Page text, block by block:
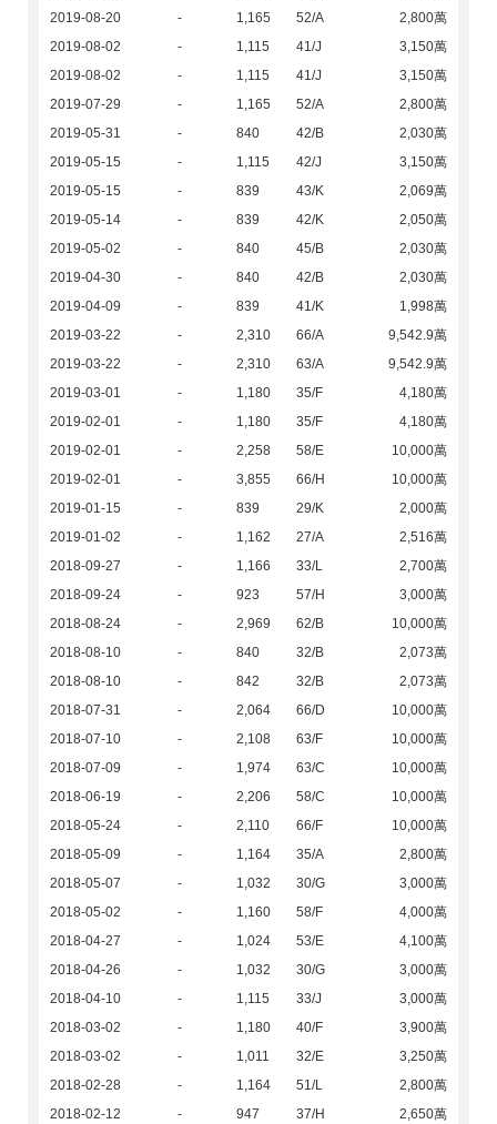
2019-08-20
- 1,165 52/A
2,800萬
2019-08-02
- 1,115 41/J
3,150萬
2019-08-02
- 1,115 41/J
3,150萬
2019-07-29
- 1,165 52/A
2,800萬
2019-05-31
- 840 42/B
2,030萬
2019-05-15
- 1,115 42/J
3,150萬
2019-05-15
- 839 43/K
2,069萬
2019-05-14
- 839 42/K
2,050萬
2019-05-02
- 840 45/B
2,030萬
2019-04-30
- 840 42/B
2,030萬
2019-04-09
- 839 41/K
1,998萬
2019-03-22
- 2,310 66/A
9,542.9萬
2019-03-22
- 2,310 63/A
9,542.9萬
2019-03-01
- 1,180 35/F
4,180萬
2019-02-01
- 1,180 35/F
4,180萬
2019-02-01
- 2,258 58/E
10,000萬
2019-02-01
- 3,855 66/H
10,000萬
2019-01-15
- 839 29/K
2,000萬
2019-01-02
- 1,162 27/A
2,516萬
2018-09-27
- 1,166 33/L
2,700萬
2018-09-24
- 923 57/H
3,000萬
2018-08-24
- 2,969 62/B
10,000萬
2018-08-10
- 840 32/B
2,073萬
2018-08-10
- 842 32/B
2,073萬
2018-07-31
- 2,064 66/D
10,000萬
2018-07-10
- 2,108 63/F
10,000萬
2018-07-09
- 1,974 63/C
10,000萬
2018-06-19
- 2,206 58/C
10,000萬
2018-05-24
- 2,110 66/F
10,000萬
2018-05-09
- 1,164 35/A
2,800萬
2018-05-07
- 1,032 30/G
3,000萬
2018-05-02
- 1,160 58/F
4,000萬
2018-04-27
- 1,024 53/E
4,100萬
2018-04-26
- 1,032 30/G
3,000萬
2018-04-10
- 1,115 33/J
3,000萬
2018-03-02
- 1,180 40/F
3,900萬
2018-03-02
- 1,011 32/E
3,250萬
2018-02-28
- 1,164 51/L
2,800萬
2018-02-12
- 947 37/H
2,650萬